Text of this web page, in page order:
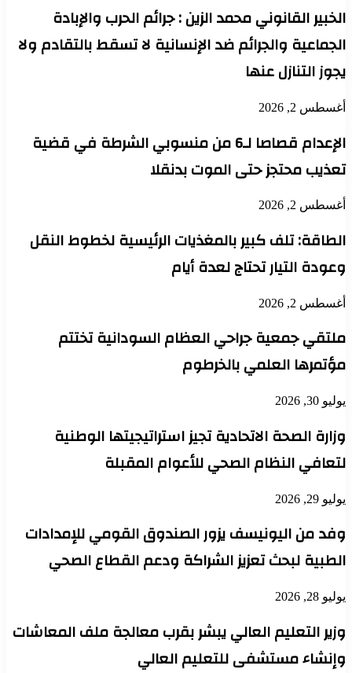
الخبير القانوني محمد الزين : جرائم الحرب والإبادة
الجماعية والجرائم ضد الإنسانية لا تسقط بالتقادم ولا
يجوز التنازل عنها
أغسطس 2, 2026
الإعدام قصاصا لـ6 من منسوبي الشرطة في قضية
تعذيب محتجز حتى الموت بدنقلا
أغسطس 2, 2026
الطاقة: تلف كبير بالمغذيات الرئيسية لخطوط النقل
وعودة التيار تحتاج لعدة أيام
أغسطس 2, 2026
ملتقي جمعية جراحي العظام السودانية تختتم
مؤتمرها العلمي بالخرطوم
يوليو 30, 2026
وزارة الصحة الاتحادية تجيز استراتيجيتها الوطنية
لتعافي النظام الصحي للأعوام المقبلة
يوليو 29, 2026
وفد من اليونيسف يزور الصندوق القومي للإمدادات
الطبية لبحث تعزيز الشراكة ودعم القطاع الصحي
يوليو 28, 2026
وزير التعليم العالي يبشر بقرب معالجة ملف المعاشات
وإنشاء مستشفى للتعليم العالي